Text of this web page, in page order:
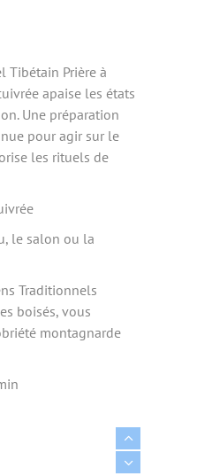
Tibétain Prière à
apaise les états
Une préparation
pour agir sur le
les rituels de
le salon ou la
Traditionnels
boisés, vous
montagnarde
TIBETAIN